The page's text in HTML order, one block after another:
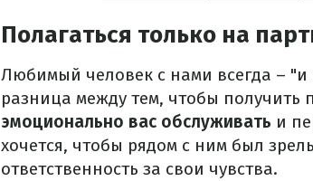
Полагаться только на
Любимый человек с нами всегда – "и
разница между тем, чтобы получить
эмоционально вас обслуживать и
хочется, чтобы рядом с ним был
ответственность за свои чувства.